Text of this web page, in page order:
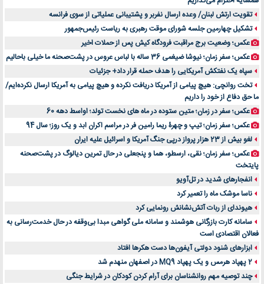
لیفتراک صفر؛ راهنمای جامع خرید، قیمت و فروش در ایران
راهنمای جامع بهترین کفش ورزشی برای دویدن و استفاده روزمره | بررسی ۱۲ مدل برتر
تقویت ارتش لبنان/ وعده ارسال نفربر و پشتیبانی عملیاتی از سوی فرانسه
تشکیل چهارمین جلسه شورای موقت رهبری به ریاست رئیس‌جمهور
عکس؛ وضعیت برج مراقبت فرودگاه کیش پس از حملات اخیر
عکس؛ سفر زمان؛ نیوشا ضیغمی 36 ساله با لباس عروس در پشت‌صحنه ما خیلی باحالیم
سپاه یک نفتکش آمریکایی را هدف حمله قرار داد+ جزئیات
تخت روانچی: هیچ پیامی از آمریکا دریافت نکرده و هیچ پیامی به آمریکا ارسال نکرده‌ایم/
ما حق دفاع از خود را داریم
عکس؛ سفر در زمان؛ متین ستوده در ماه های نخست تولد؛ اواسط دهه 60
عکس؛ سفر زمان؛ تیپ و چهرۀ ریما رامین فر در مراسم اکران ابد و یک روز؛ سال 94
لغو بیش از 23 هزار پرواز درپی جنگ آمریکا و اسرائیل علیه ایران
عکس؛ سفر زمان؛ نقی، ارسطو، هما و پنجعلی در حال تمرین دیالوگ در پشت‌صحنه
پایتخت
انفجارهای شدید در تل‌آویو
ناسا موشک ماه را تعمیر کرد
هیوندای از ربات آتش‌نشانش رونمایی کرد
سامانه کارت بازرگانی هوشمند و سامانه ملی گواهی مبدا بی‌وقفه در حال خدمت‌رسانی به
فعالان اقتصادی است
ابزارهای شنود دولتی آیفون‌ها دست هکرها افتاد
2 پهپاد هرمس و یک پهپاد MQ9 در اصفهان منهدم شد
چند توصیه مهم روانشناسان برای آرام کردن کودکان در شرایط جنگی